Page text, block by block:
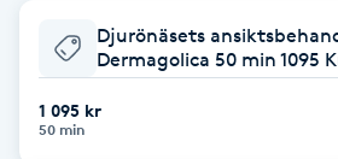
Babylights
Balayage
Djurönäsets
Dermagolica 50 min 1095
1 095 kr
50 min